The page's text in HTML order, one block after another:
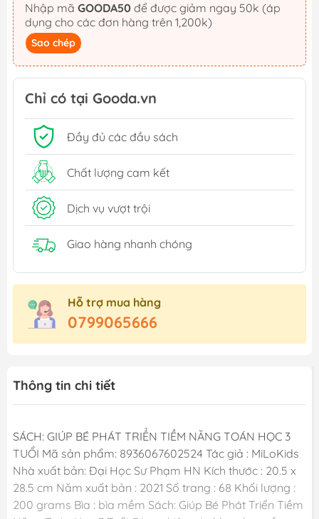
Nhập mã GOODA50
dụng cho các đơn hàng trên 1,200k)
Sao chép
Chỉ có tại Gooda.vn
Đầy đủ các đầu sách
Chất lượng cam kết
Dịch vụ vượt trội
Giao hàng nhanh chóng
Hỗ trợ mua hàng
0799065666
Thông tin chi tiết
SÁCH: GIÚP BÉ PHÁT TRIỂN TIỀM NĂNG TOÁN HỌC 3
TUỔI Mã sản phẩm: 8936067602524 Tác giả : MiLoKids
Nhà xuất bản: Đại Học Sư Phạm HN Kích thước : 20.5 x
28.5 cm Năm xuất bản : 2021 Số trang : 68 Khối lượng :
200 grams Bìa : bìa mềm Sách: Giúp Bé Phát Triển Tiềm